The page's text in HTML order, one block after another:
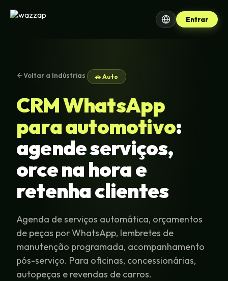
Entrar
Voltar a Indústrias 🚗 Auto
CRM WhatsApp
para automotivo:
agende serviços,
orce na hora e
retenha clientes
Agenda de serviços automática, orçamentos
de peças por WhatsApp, lembretes de
manutenção programada, acompanhamento
pós-serviço. Para oficinas, concessionárias,
autopeças e revendas de carros.